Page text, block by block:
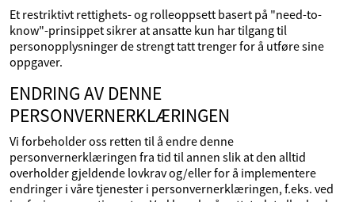
Et restriktivt rettighets- og rolleoppsett basert på "need-to-
know"-prinsippet sikrer at ansatte kun har tilgang til
personopplysninger de strengt tatt trenger for å utføre sine
oppgaver.
ENDRING AV DENNE
PERSONVERNERKLÆRINGEN
Vi forbeholder oss retten til å endre denne
personvernerklæringen fra tid til annen slik at den alltid
overholder gjeldende lovkrav og/eller for å implementere
endringer i våre tjenester i personvernerklæringen, f.eks. ved